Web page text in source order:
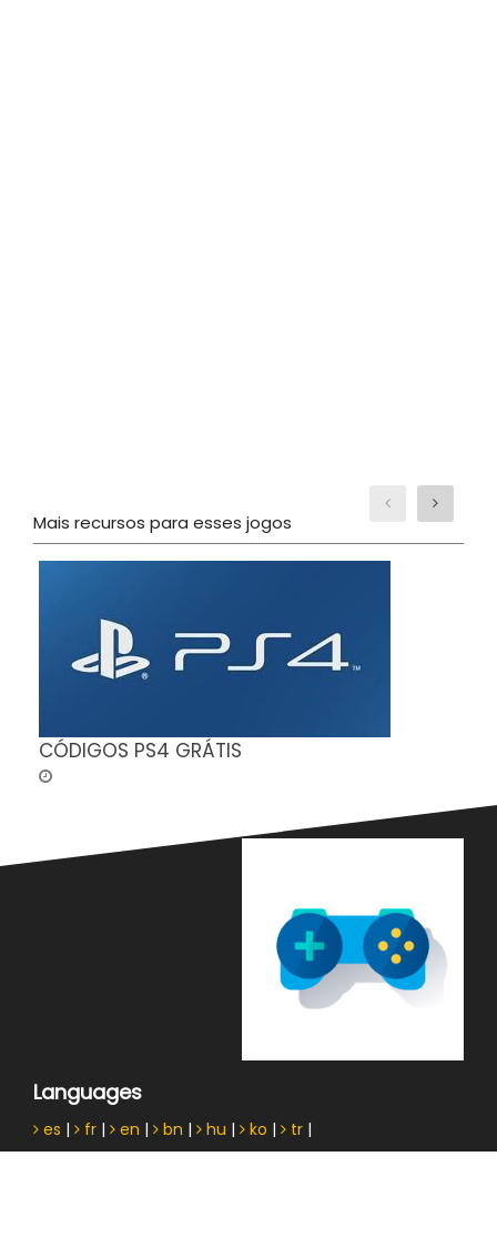
Mais recursos para esses jogos
CÓDIGOS PS4 GRÁTIS
Languages
es | fr | en | bn | hu | ko | tr |